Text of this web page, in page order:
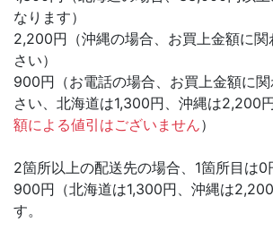
なります）
2,200円（沖縄の場合、お買上金額に
さい）
900円（お電話の場合、お買上金額に
さい、北海道は1,300円、沖縄は2,200
額による値引はございません）
2箇所以上の配送先の場合、1箇所目は
900円（北海道は1,300円、沖縄は
す。